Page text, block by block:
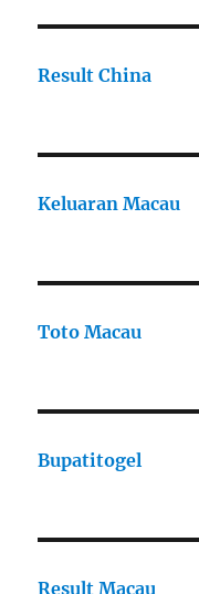
Result China
Keluaran Macau
Toto Macau
Bupatitogel
Result Macau